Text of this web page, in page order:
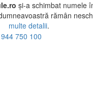
și-a schimbat numele
rămân
multe detalii.
750 100